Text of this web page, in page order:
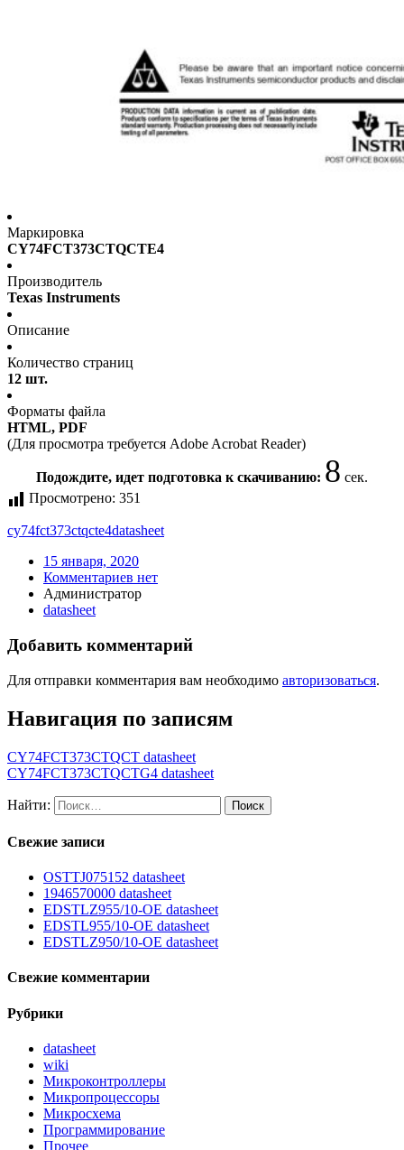
Маркировка
CY74FCT373CTQCTE4
Производитель
Texas Instruments
Описание
Количество страниц
12 шт.
Форматы файла
HTML, PDF
(Для просмотра требуется Adobe Acrobat Reader)
Подождите, идет подготовка к скачиванию: 8 сек.
Просмотрено: 351
cy74fct373ctqcte4datasheet
15 января, 2020
Комментариев нет
Администратор
datasheet
Добавить комментарий
Для отправки комментария вам необходимо авторизоваться.
Навигация по записям
CY74FCT373CTQCT datasheet
CY74FCT373CTQCTG4 datasheet
Найти:
Свежие записи
OSTTJ075152 datasheet
1946570000 datasheet
EDSTLZ955/10-OE datasheet
EDSTL955/10-OE datasheet
EDSTLZ950/10-OE datasheet
Свежие комментарии
Рубрики
datasheet
wiki
Микроконтроллеры
Микропроцессоры
Микросхема
Программирование
Прочее